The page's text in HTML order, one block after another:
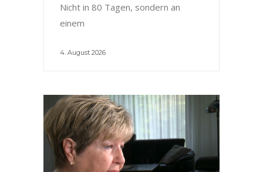
Nicht in 80 Tagen, sondern an
einem
4. August 2026